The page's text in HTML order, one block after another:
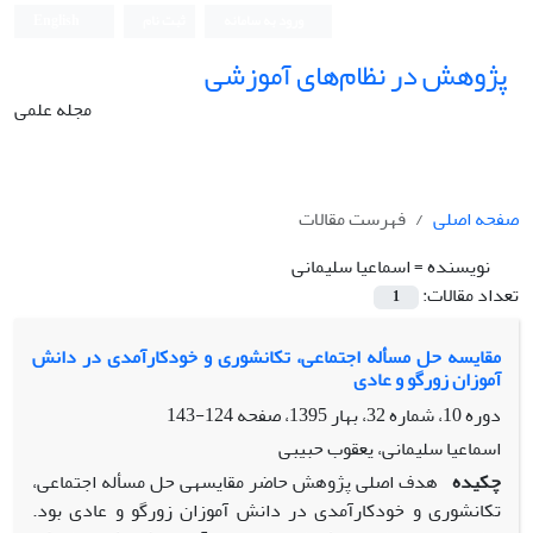
پژوهش در نظام‌های آموزشی
مجله علمی
صفحه اصلی
فهرست مقالات
نویسنده =اسماعیا سلیمانی
تعداد مقالات:
1
مقایسه حل مسأله اجتماعی، تکانشوری و خودکارآمدی در دانش
آموزان زورگو و عادی
دوره 10، شماره 32، بهار 1395، صفحه
124-143
اسماعیا سلیمانی، یعقوب حبیبی
چکیده هدف اصلی پژوهش حاضر مقایسه­ی حل مسأله اجتماعی،
تکانشوری و خودکارآمدی در دانش آموزان زورگو و عادی بود.